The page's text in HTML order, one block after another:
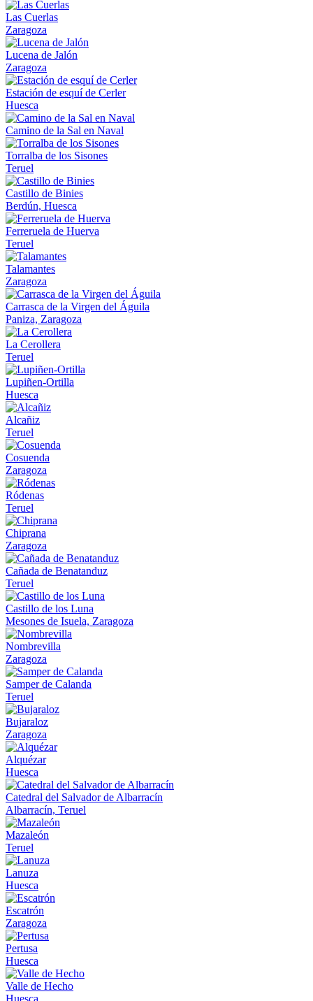
Las Cuerlas
Zaragoza
Lucena de Jalón
Zaragoza
Estación de esquí de Cerler
Huesca
Camino de la Sal en Naval
Torralba de los Sisones
Teruel
Castillo de Binies
Berdún, Huesca
Ferreruela de Huerva
Teruel
Talamantes
Zaragoza
Carrasca de la Virgen del Águila
Paniza, Zaragoza
La Cerollera
Teruel
Lupiñen-Ortilla
Huesca
Alcañiz
Teruel
Cosuenda
Zaragoza
Ródenas
Teruel
Chiprana
Zaragoza
Cañada de Benatanduz
Teruel
Castillo de los Luna
Mesones de Isuela, Zaragoza
Nombrevilla
Zaragoza
Samper de Calanda
Teruel
Bujaraloz
Zaragoza
Alquézar
Huesca
Catedral del Salvador de Albarracín
Albarracín, Teruel
Mazaleón
Teruel
Lanuza
Huesca
Escatrón
Zaragoza
Pertusa
Huesca
Valle de Hecho
Huesca